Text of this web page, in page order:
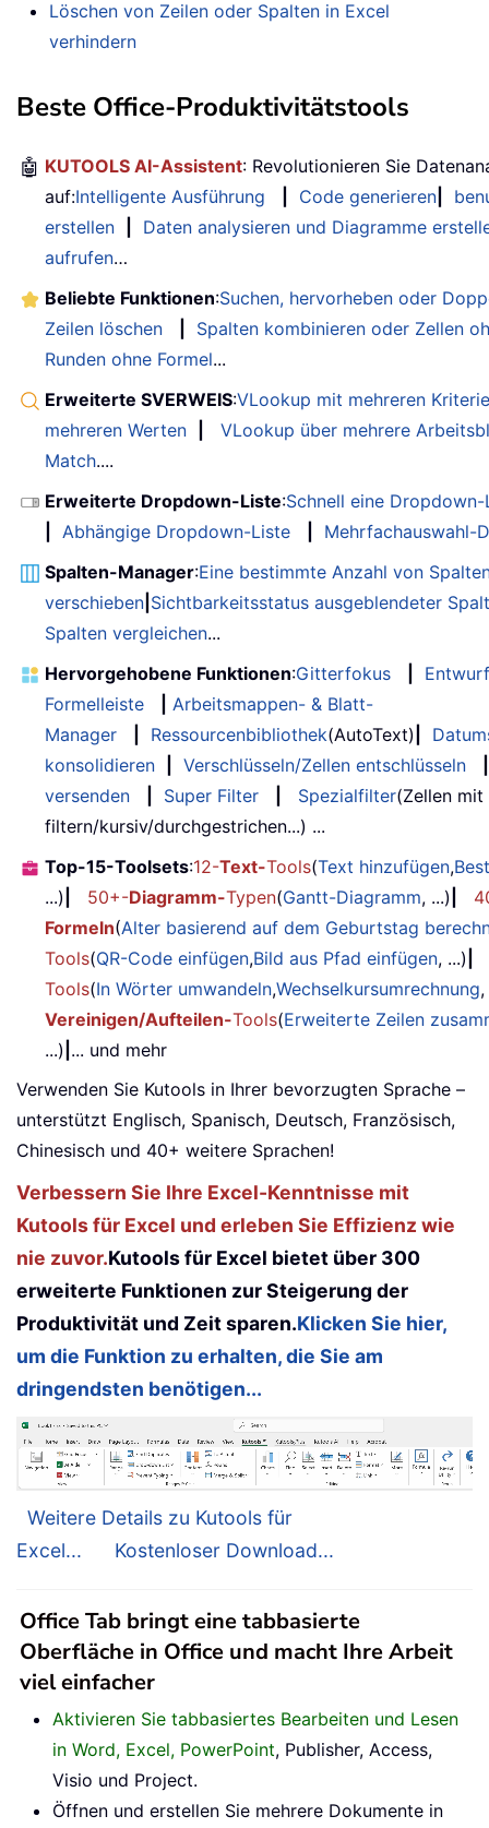
Löschen von Zeilen oder Spalten in Excel
verhindern
Beste Office-Produktivitätstools
🤖 KUTOOLS AI-Assistent: Revolutionieren Sie
auf:Intelligente Ausführung Code generieren
erstellen
Daten analysieren und Diagramme
aufrufen…
Beliebte Funktionen:Suchen, hervorheben oder
Zeilen löschen
Spalten kombinieren oder Zellen
Runden ohne Formel...
Erweiterte SVERWEIS:VLookup mit mehreren
mehreren Werten
VLookup über mehrere
Match....
Erweiterte Dropdown-Liste:Schnell eine
Abhängige Dropdown-Liste
Mehrfachauswahl-
Spalten-Manager:Eine bestimmte Anzahl von
verschieben Sichtbarkeitsstatus ausgeblendeter
Spalten vergleichen...
Hervorgehobene Funktionen:Gitterfokus
Entwurf
Formelleiste
Arbeitsmappen- & Blatt-
Manager
Ressourcenbibliothek(AutoText)
konsolidieren
Verschlüsseln/Zellen entschlüsseln
versenden
Super Filter Spezialfilter(Zellen
filtern/kursiv/durchgestrichen...) ...
Top-15-Toolsets:12-Text-Tools(Text hinzufügen,
...)
50+-Diagramm-Typen(Gantt-Diagramm, ...)
Formeln(Alter basierend auf dem Geburtstag
Tools(QR-Code einfügen,Bild aus Pfad einfügen, ...)
Tools(In Wörter umwandeln,Wechselkursumrechnung
Vereinigen/Aufteilen-Tools(Erweiterte Zeilen
...) ... und mehr
Verwenden Sie Kutools in Ihrer bevorzugten Sprache –
unterstützt Englisch, Spanisch, Deutsch, Französisch,
Chinesisch und 40+ weitere Sprachen!
Verbessern Sie Ihre Excel-Kenntnisse mit
Kutools für Excel und erleben Sie Effizienz wie
nie zuvor.Kutools für Excel bietet über 300
erweiterte Funktionen zur Steigerung der
Produktivität und Zeit sparen.Klicken Sie hier,
um die Funktion zu erhalten, die Sie am
dringendsten benötigen...
Weitere Details zu Kutools für
Excel...
Kostenloser Download...
Office Tab bringt eine tabbasierte
Oberfläche in Office und macht Ihre Arbeit
viel einfacher
Aktivieren Sie tabbasiertes Bearbeiten und Lesen
in Word, Excel, PowerPoint, Publisher, Access,
Visio und Project.
Öffnen und erstellen Sie mehrere Dokumente in